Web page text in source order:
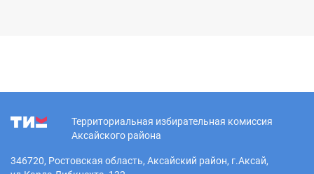
Территориальная избирательная комиссия
Аксайского района
346720, Ростовская область, Аксайский район, г.Аксай,